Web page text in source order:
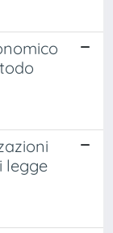
legge